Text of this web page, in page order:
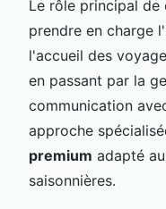
Le rôle principal de
prendre en charge
l'accueil des
en passant par la
communication
approche
premium adapté
saisonnières.